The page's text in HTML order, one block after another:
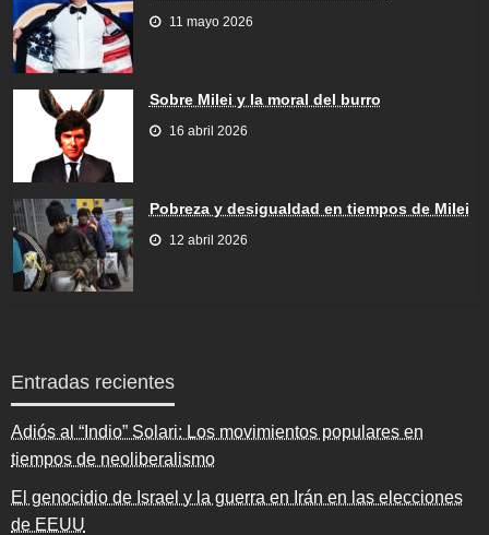
11 mayo 2026
Sobre Milei y la moral del burro
16 abril 2026
Pobreza y desigualdad en tiempos de Milei
12 abril 2026
Entradas recientes
Adiós al “Indio” Solari: Los movimientos populares en
tiempos de neoliberalismo
El genocidio de Israel y la guerra en Irán en las elecciones
de EEUU